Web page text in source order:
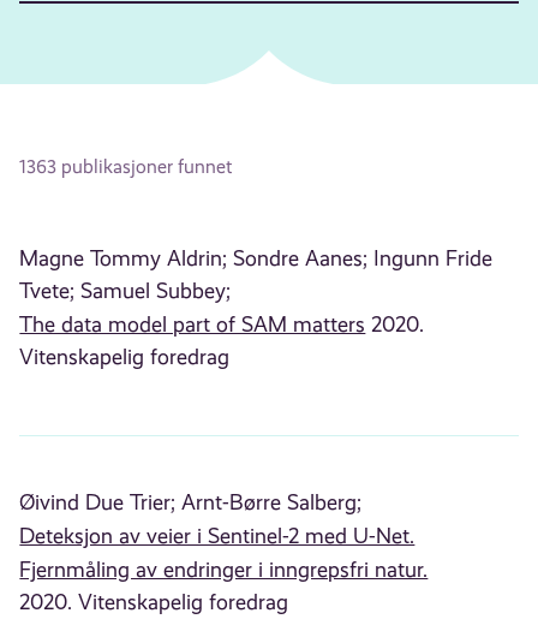
1363 publikasjoner funnet
Magne Tommy Aldrin; Sondre Aanes; Ingunn Fride
Tvete; Samuel Subbey;
The data model part of SAM matters 2020.
Vitenskapelig foredrag
Øivind Due Trier; Arnt-Børre Salberg;
Deteksjon av veier i Sentinel-2 med U-Net.
Fjernmåling av endringer i inngrepsfri natur.
2020. Vitenskapelig foredrag